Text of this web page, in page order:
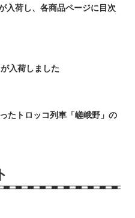
入荷し、各商品ページに目次
入荷しました
たトロッコ列車「嵯峨野」の